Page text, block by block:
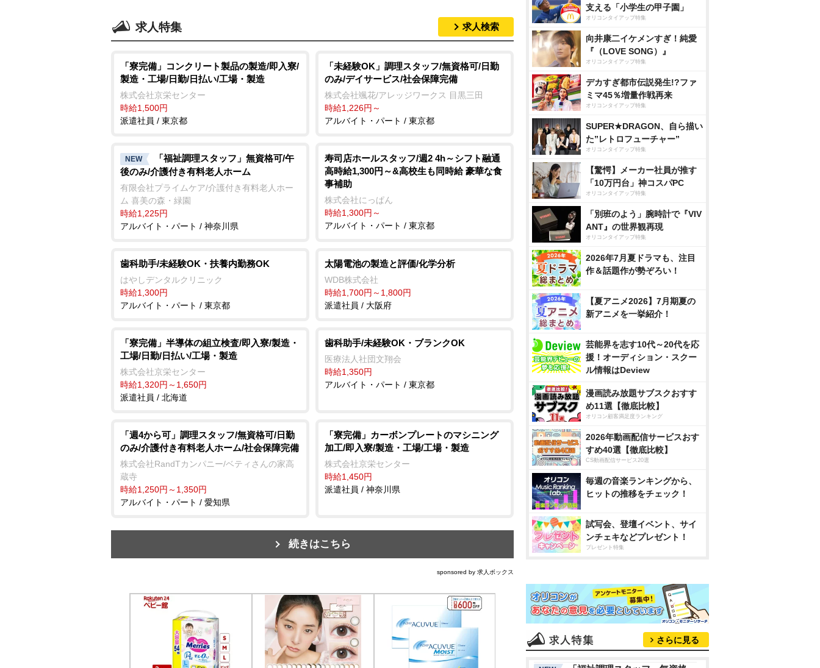
求人特集 求人検索
「寮完備」コンクリート製品の製造/即入寮/
製造・工場/日勤/日払い/工場・製造
株式会社京栄センター
時給1,500円
派遣社員 / 東京都
「未経験OK」調理スタッフ/無資格可/日勤
のみ/デイサービス/社会保障完備
株式会社颯花/アレッジワークス 目黒三田
時給1,226円～
アルバイト・パート / 東京都
NEW
「福祉調理スタッフ」無資格可/午
後のみ/介護付き有料老人ホーム
有限会社プライムケア/介護付き有料老人ホー
ム 喜美の森・緑園
時給1,225円
アルバイト・パート / 神奈川県
寿司店ホールスタッフ/週2 4h～シフト融通
高時給1,300円～&高校生も同時給 豪華な食
事補助
株式会社にっぱん
時給1,300円～
アルバイト・パート / 東京都
歯科助手/未経験OK・扶養内勤務OK
はやしデンタルクリニック
時給1,300円
アルバイト・パート / 東京都
太陽電池の製造と評価/化学分析
WDB株式会社
時給1,700円～1,800円
派遣社員 / 大阪府
「寮完備」半導体の組立検査/即入寮/製造・
工場/日勤/日払い/工場・製造
株式会社京栄センター
時給1,320円～1,650円
派遣社員 / 北海道
歯科助手/未経験OK・ブランクOK
医療法人社団文翔会
時給1,350円
アルバイト・パート / 東京都
「週4から可」調理スタッフ/無資格可/日勤
のみ/介護付き有料老人ホーム/社会保障完備
株式会社RandTカンパニー/ベティさんの家高
蔵寺
時給1,250円～1,350円
アルバイト・パート / 愛知県
「寮完備」カーボンプレートのマシニング
加工/即入寮/製造・工場/工場・製造
株式会社京栄センター
時給1,450円
派遣社員 / 神奈川県
続きはこちら
sponsored by 求人ボックス
支える「小学生の甲子園」
オリコンタイアップ特集
向井康二イケメンすぎ！純愛
『（LOVE SONG）』
オリコンタイアップ特集
デカすぎ都市伝説発生!?ファ
ミマ45％増量作戦再来
オリコンタイアップ特集
SUPER★DRAGON、自ら描い
た”レトロフューチャー”
オリコンタイアップ特集
【驚愕】メーカー社員が推す
「10万円台」神コスパPC
オリコンタイアップ特集
「別班のよう」腕時計で『VIV
ANT』の世界観再現
オリコンタイアップ特集
2026年7月夏ドラマも、注目
作＆話題作が勢ぞろい！
【夏アニメ2026】7月期夏の
新アニメを一挙紹介！
芸能界を志す10代～20代を応
援！オーディション・スクー
ル情報はDeview
漫画読み放題サブスクおすす
め11選【徹底比較】
オリコン顧客満足度ランキング
2026年動画配信サービスおす
すめ40選【徹底比較】
CS動画配信サービス20選
毎週の音楽ランキングから、
ヒットの推移をチェック！
試写会、登壇イベント、サイ
ンチェキなどプレゼント！
プレゼント特集
さらに見る